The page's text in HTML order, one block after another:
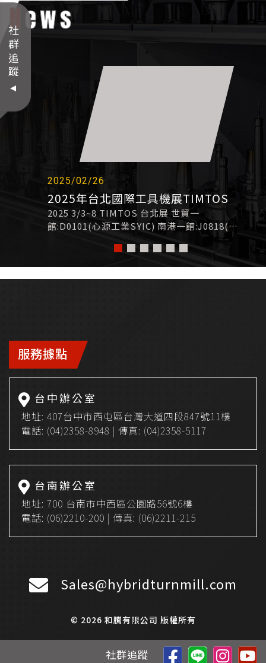
News
2025/02/26
2025年台北國際工具機展TIMTOS
2025 3/3~8 TIMTOS 台北展 世貿一
館:D0101(心源工業SYIC) 南港一館:J0818(協
Top
服務據點
台中辦公室
地址: 407台中市西屯區台灣大道四段847號11樓
電話: (04)2358-8948 | 傳真: (04)2358-5117
台南辦公室
地址: 700 台南市中西區公園路56號6樓
電話: (06)2210-200 | 傳真: (06)2211-215
Sales@hybridturnmill.com
© 2026 和騰有限公司 版權所有
社群追蹤
社群追蹤